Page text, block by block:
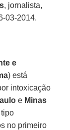
, jornalista,
03-2014.
e
) está
intoxicação
e Minas
no primeiro